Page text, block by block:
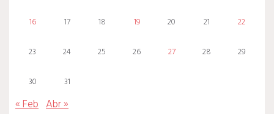
16 17 18 19 20 21 22
23 24 25 26 27 28 29
30 31
« Feb Abr »